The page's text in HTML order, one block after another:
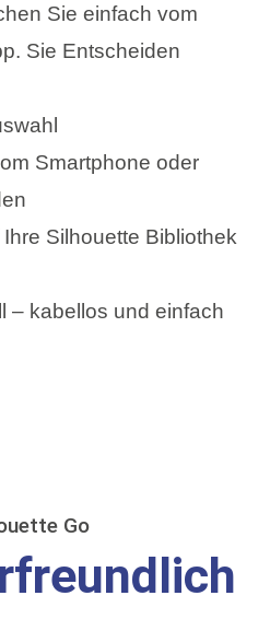
Sie einfach vom
Sie Entscheiden
Smartphone oder
Silhouette Bibliothek
– kabellos und einfach
Go